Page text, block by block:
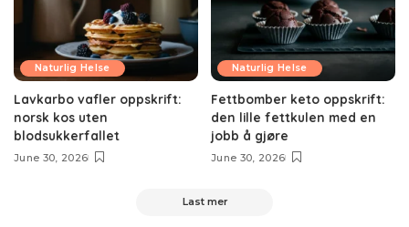
Naturlig Helse
Lavkarbo vafler oppskrift:
norsk kos uten
blodsukkerfallet
June 30, 2026
Naturlig Helse
Fettbomber keto oppskrift:
den lille fettkulen med en
jobb å gjøre
June 30, 2026
Last mer